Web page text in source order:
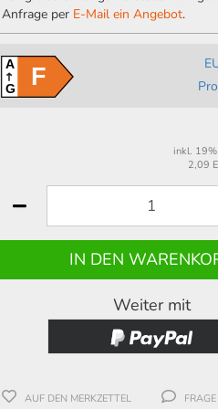
Anfrage per E-Mail ein Angebot.
A
GF
inkl.
2,09
Weiter mit
AUF DEN MERKZETTEL